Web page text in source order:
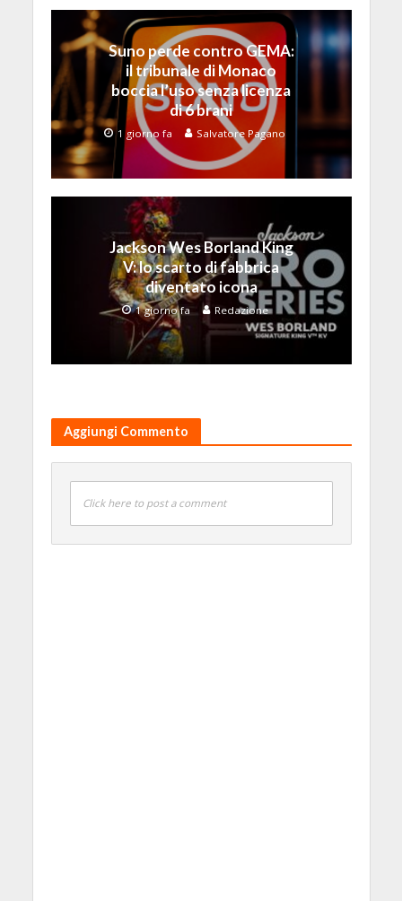
Suno perde contro GEMA:
il tribunale di Monaco
boccia l’uso senza licenza
di 6 brani
1 giorno fa Salvatore Pagano
Jackson Wes Borland King
V: lo scarto di fabbrica
diventato icona
1 giorno fa Redazione
Aggiungi Commento
Click here to post a comment